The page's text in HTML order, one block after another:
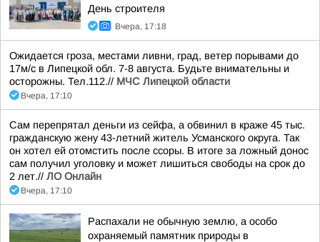
День строителя
Вчера, 17:18
Ожидается гроза, местами ливни, град, ветер порывами до
17м/с в Липецкой обл. 7-8 августа. Будьте внимательны и
осторожны. Тел.112.// МЧС Липецкой области
Вчера, 17:10
Сам перепрятал деньги из сейфа, а обвинил в краже 45 тыс.
гражданскую жену 43-летний житель Усманского округа. Так
он хотел ей отомстить после ссоры. В итоге за ложный донос
сам получил уголовку и может лишиться свободы на срок до
2 лет.// ЛО Онлайн
Вчера, 17:10
Распахали не обычную землю, а особо
охраняемый памятник природы в